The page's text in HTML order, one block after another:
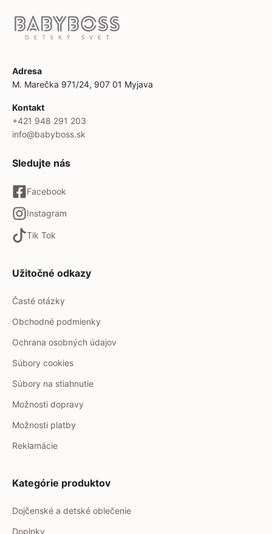
Adresa
M. Marečka 971/24, 907 01 Myjava
Kontakt
+421 948 291 203
info@babyboss.sk
Sledujte nás
Facebook
Instagram
Tik Tok
Užitočné odkazy
Časté otázky
Obchodné podmienky
Ochrana osobných údajov
Súbory cookies
Súbory na stiahnutie
Možnosti dopravy
Možnosti platby
Reklamácie
Kategórie produktov
Dojčenské a detské oblečenie
Doplnky